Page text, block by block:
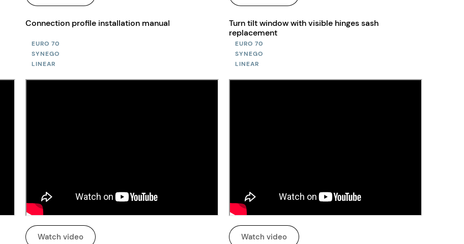
Connection profile installation manual
EURO 70
SYNEGO
LINEAR
Watch video
Turn tilt window with visible hinges sash
replacement
EURO 70
SYNEGO
LINEAR
Watch video